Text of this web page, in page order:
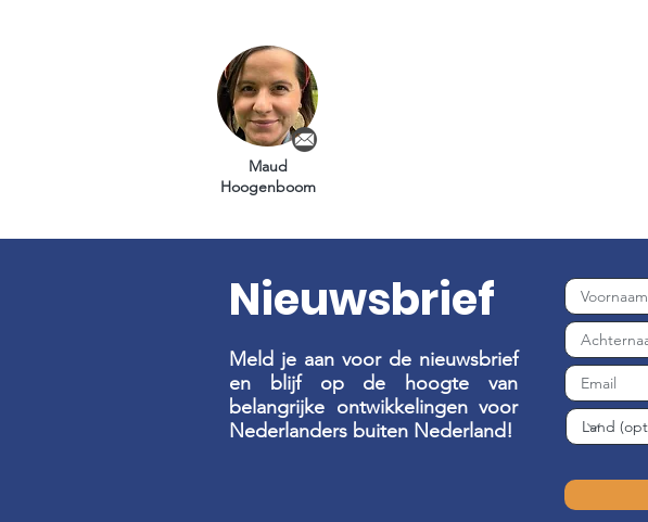
Maud
Hoogenboom
Nieuwsbrief
Meld je aan voor de nieuwsbrief
en blijf op de hoogte van
belangrijke ontwikkelingen voor
Nederlanders buiten Nederland!